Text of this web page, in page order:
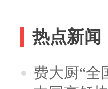
热点新闻
费大厨“全